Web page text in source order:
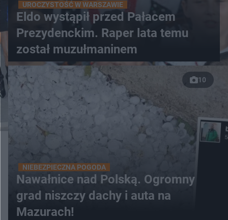
UROCZYSTOŚĆ W WARSZAWIE
Eldo wystąpił przed Pałacem
Prezydenckim. Raper lata temu
został muzułmaninem
10
NIEBEZPIECZNA POGODA
Nawałnice nad Polską. Ogromny
grad niszczy dachy i auta na
Mazurach!